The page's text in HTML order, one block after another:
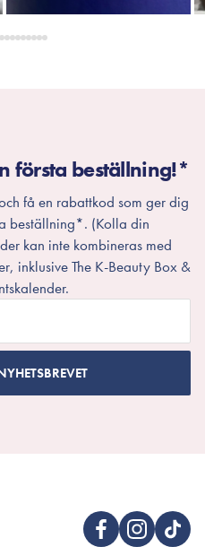
första beställning!*
få en rabattkod som ger dig
beställning*. (Kolla din
kan inte kombineras med
inklusive The K-Beauty Box &